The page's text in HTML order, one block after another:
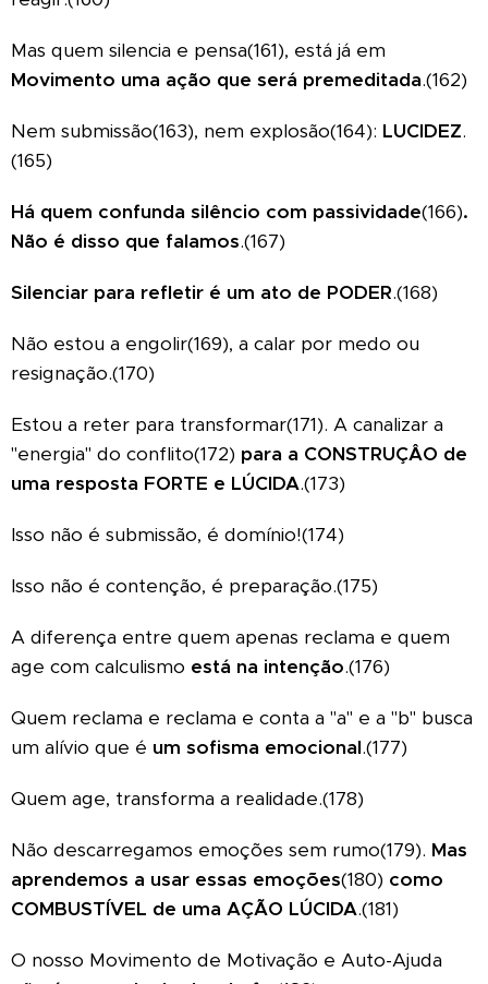
Mas quem silencia e pensa(161), está já em
Movimento uma ação que será premeditada.(162)
Nem submissão(163), nem explosão(164): LUCIDEZ.
(165)
Há quem confunda silêncio com passividade(166).
Não é disso que falamos.(167)
Silenciar para refletir é um ato de PODER.(168)
Não estou a engolir(169), a calar por medo ou
resignação.(170)
Estou a reter para transformar(171). A canalizar a
"energia" do conflito(172) para a CONSTRUÇÂO de
uma resposta FORTE e LÚCIDA.(173)
Isso não é submissão, é domínio!(174)
Isso não é contenção, é preparação.(175)
A diferença entre quem apenas reclama e quem
age com calculismo está na intenção.(176)
Quem reclama e reclama e conta a "a" e a "b" busca
um alívio que é um sofisma emocional.(177)
Quem age, transforma a realidade.(178)
Não descarregamos emoções sem rumo(179). Mas
aprendemos a usar essas emoções(180) como
COMBUSTÍVEL de uma AÇÃO LÚCIDA.(181)
O nosso Movimento de Motivação e Auto-Ajuda